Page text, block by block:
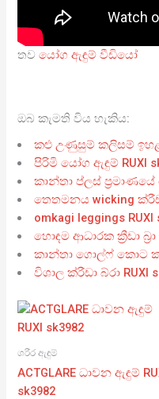
තවයෝග ඇඳුම් වීඩියෝ
ඔබ කැමති විය හැකිය:
කළු උණුසුම් කලිසම් ඉහළ
පිරිමි යෝග ඇඳුම් RUXI
කාන්තා ප්ලස්
තෙතමනය wicking
omkagi leggings RUXI
හොඳම ආධාරක ක්‍රීඩා බ්‍රා
කාන්තා ගොල්ෆ් කොට
විශාල ක්රීඩා බ්රා RUXI
ශරීර ඇඳුම්
ACTGLARE ධාවන ඇඳුම්
sk3982